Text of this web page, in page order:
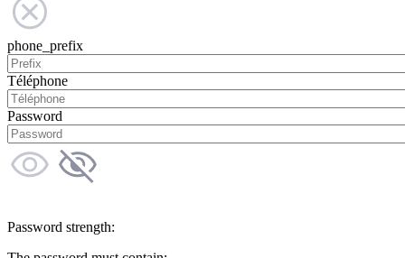
phone_prefix
Téléphone
Password
Password strength: